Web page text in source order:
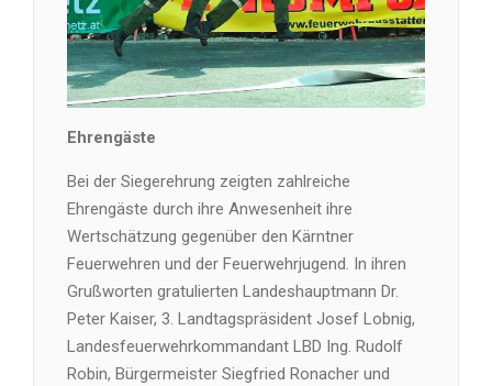
Ehrengäste
Bei der Siegerehrung zeigten zahlreiche
Ehrengäste durch ihre Anwesenheit ihre
Wertschätzung gegenüber den Kärntner
Feuerwehren und der Feuerwehrjugend. In ihren
Grußworten gratulierten Landeshauptmann Dr.
Peter Kaiser, 3. Landtagspräsident Josef Lobnig,
Landesfeuerwehrkommandant LBD Ing. Rudolf
Robin, Bürgermeister Siegfried Ronacher und